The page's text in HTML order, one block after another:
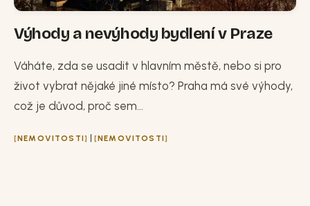
Výhody a nevýhody bydlení v Praze
Váháte, zda se usadit v hlavním městě, nebo si pro
život vybrat nějaké jiné místo? Praha má své výhody,
což je důvod, proč sem...
NEMOVITOSTI | NEMOVITOSTI